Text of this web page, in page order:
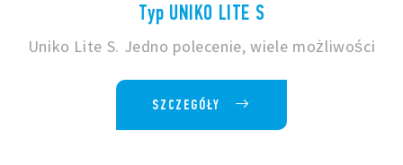
Typ UNIKO LITE S
Uniko Lite S. Jedno polecenie, wiele możliwości
SZCZEGÓŁY